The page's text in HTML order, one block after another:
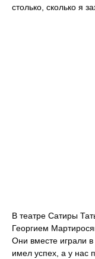
столько, сколько я
В театре Сатиры
Георгием
Они вместе играли в
имел успех, а у нас